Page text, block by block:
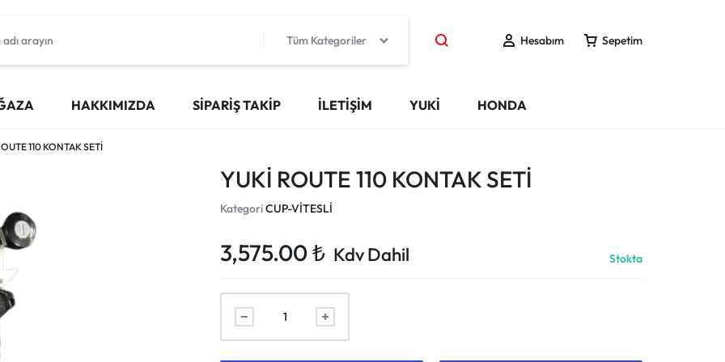
Tüm Kategoriler Hesabım Sepetim
HAKKIMIZDA SIPARIŞ TAKIP İLETIŞIM YUKİ HONDA
110 KONTAK SETİ
YUKİ ROUTE 110 KONTAK SETİ
KategoriCUP-VİTESLİ
3,575.00₺ Kdv Dahil Stokta